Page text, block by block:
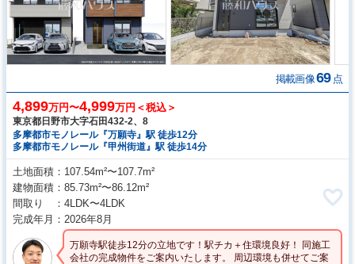
掲載画像69 点
4,899万円〜4,999万円＜税込＞
東京都日野市大字石田432-2、8
多摩都市モノレール『万願寺』駅 徒歩12分
多摩都市モノレール『甲州街道』駅 徒歩14分
土地面積
107.54m²〜107.7m²
建物面積
85.73m²〜86.12m²
間取り
4LDK〜4LDK
完成年月
2026年8月
万願寺駅徒歩12分の立地です！駅チカ＋住環境良好！ 同施工
会社の完成物件をご案内いたします。 周辺環境も併せてご案